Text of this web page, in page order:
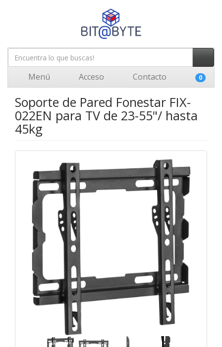
Menú Acceso Contacto 0
Soporte de Pared Fonestar FIX-
022EN para TV de 23-55"/ hasta
45kg